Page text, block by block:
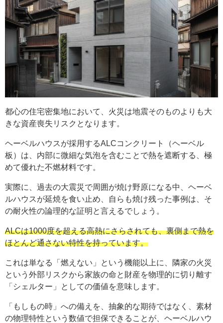
都心の住宅密集地において、火災は地震そのものよりも大
きな資産喪失リスクとなります。
ヘーベルハウスが採用するALCコンクリート（ヘーベル
板）は、内部に微細な気泡を含むことで熱を遮断する、極
めて優れた不燃材料です。
実際に、過去の大震災で周囲が焼け野原になる中、ヘーベ
ルハウスが延焼を食い止め、自らも焼け残った事例は、そ
の耐火性の論理的な証明と言えるでしょう。
ALCは1000度を超える高熱にさらされても、裏側まで熱を
ほとんど通さない特性を持っています。
これは単なる「燃えない」という機能以上に、隣家の火災
という外部リスクから家族の命と財産を物理的に切り離す
「シェルター」としての価値を意味します。
「もしもの時」への備えを、抽象的な期待ではなく、素材
の物理特性という数値で担保できることが、ヘーベルハウ